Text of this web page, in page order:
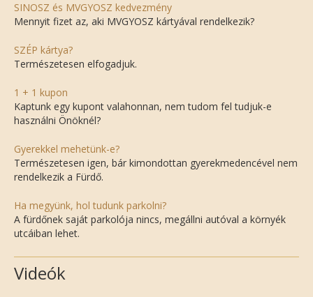
SINOSZ és MVGYOSZ kedvezmény
Mennyit fizet az, aki MVGYOSZ kártyával rendelkezik?
SZÉP kártya?
Természetesen elfogadjuk.
1 + 1 kupon
Kaptunk egy kupont valahonnan, nem tudom fel tudjuk-e
használni Önöknél?
Gyerekkel mehetünk-e?
Természetesen igen, bár kimondottan gyerekmedencével nem
rendelkezik a Fürdő.
Ha megyünk, hol tudunk parkolni?
A fürdőnek saját parkolója nincs, megállni autóval a környék
utcáiban lehet.
Videók